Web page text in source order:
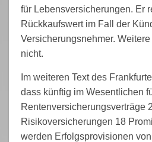
für Lebensversicherungen. Er
Rückkaufswert im Fall der
Versicherungsnehmer.
nicht.
Im weiteren Text des
dass künftig im Wesentlichen
Rentenversicherungsverträge
Risikoversicherungen 18
werden Erfolgsprovisionen